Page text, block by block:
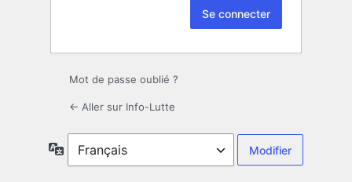
Mot de passe oublié ?
← Aller sur Info-Lutte
Langue